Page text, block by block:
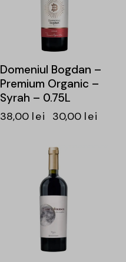
Domeniul Bogdan –
Premium Organic –
Syrah – 0.75L
38,00 lei 30,00 lei